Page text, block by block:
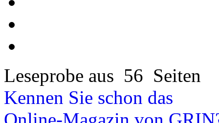
Leseprobe aus 56 Seiten
Kennen Sie schon das